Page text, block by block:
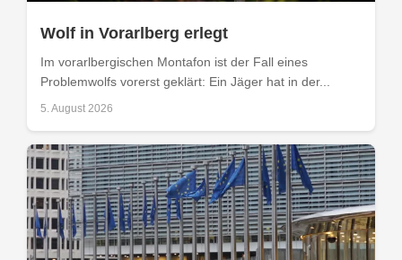
Wolf in Vorarlberg erlegt
Im vorarlbergischen Montafon ist der Fall eines
Problemwolfs vorerst geklärt: Ein Jäger hat in der...
5. August 2026